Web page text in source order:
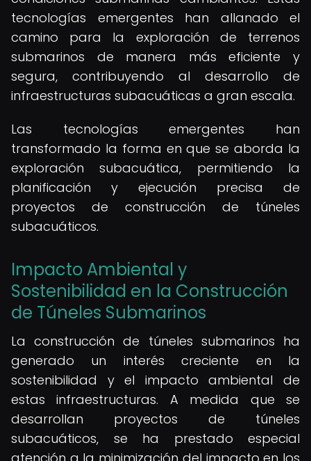
tecnologías emergentes han allanado el
camino para la exploración de terrenos
submarinos de manera más eficiente y
segura, contribuyendo al desarrollo de
infraestructuras subacuáticas a gran escala.
Las tecnologías emergentes han
transformado la forma en que se aborda la
exploración subacuática, permitiendo la
planificación y ejecución precisa de
proyectos de construcción de túneles
subacuáticos.
Impacto Ambiental y
Sostenibilidad en la Construcción
de Túneles Submarinos
La construcción de túneles submarinos ha
generado un interés creciente en la
sostenibilidad y el impacto ambiental de
estas infraestructuras. A medida que se
desarrollan proyectos de túneles
subacuáticos, se ha prestado especial